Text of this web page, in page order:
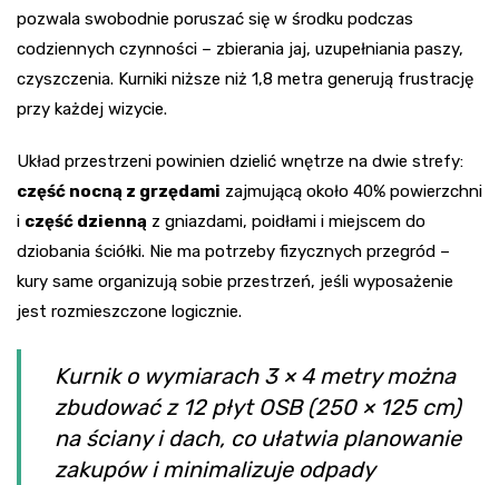
pozwala swobodnie poruszać się w środku podczas
codziennych czynności – zbierania jaj, uzupełniania paszy,
czyszczenia. Kurniki niższe niż 1,8 metra generują frustrację
przy każdej wizycie.
Układ przestrzeni powinien dzielić wnętrze na dwie strefy:
część nocną z grzędami zajmującą około 40% powierzchni
i część dzienną z gniazdami, poidłami i miejscem do
dziobania ściółki. Nie ma potrzeby fizycznych przegród –
kury same organizują sobie przestrzeń, jeśli wyposażenie
jest rozmieszczone logicznie.
Kurnik o wymiarach 3 × 4 metry można
zbudować z 12 płyt OSB (250 × 125 cm)
na ściany i dach, co ułatwia planowanie
zakupów i minimalizuje odpady